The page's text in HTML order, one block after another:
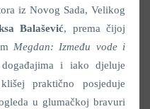
iz Novog Sada, Velikog
Balašević, prema čijoj
Megdan: Između vode i
i iako djeluje
praktično posjeduje
u glumačkoj bravuri